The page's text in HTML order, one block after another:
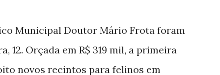
Municipal Doutor Mário Frota foram
12. Orçada em R$ 319 mil, a primeira
novos recintos para felinos em